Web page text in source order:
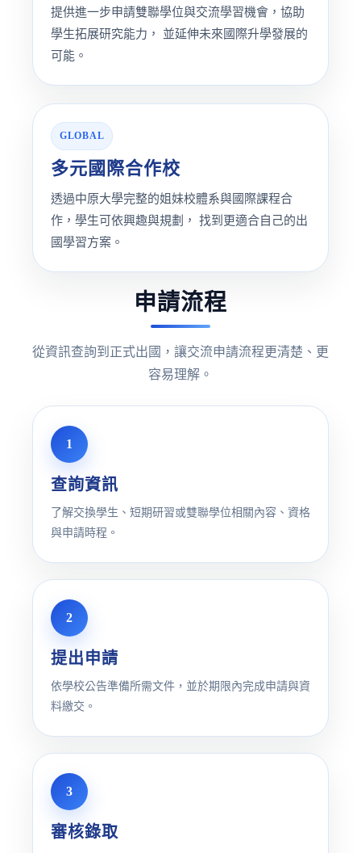
提供進一步申請雙聯學位與交流學習機會，協助
學生拓展研究能力， 並延伸未來國際升學發展的
可能。
GLOBAL
多元國際合作校
透過中原大學完整的姐妹校體系與國際課程合
作，學生可依興趣與規劃， 找到更適合自己的出
國學習方案。
申請流程
從資訊查詢到正式出國，讓交流申請流程更清楚、更
容易理解。
1
查詢資訊
了解交換學生、短期研習或雙聯學位相關內容、資格
與申請時程。
2
提出申請
依學校公告準備所需文件，並於期限內完成申請與資
料繳交。
3
審核錄取